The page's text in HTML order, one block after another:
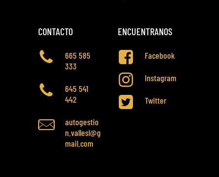
CONTACTO
665 585
333
645 541
442
autogestio
n.vallesl@g
mail.com
ENCUENTRANOS
Facebook
Instagram
Twitter